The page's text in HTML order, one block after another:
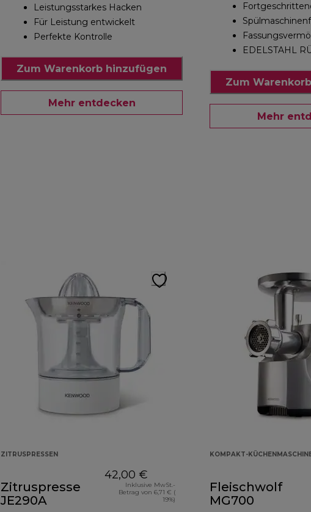
Leistungsstarkes Hacken
Für Leistung entwickelt
Perfekte Kontrolle
Zum Warenkorb hinzufügen
Mehr entdecken
EDELSTAHL
Zum
Mehr
ZITRUSPRESSEN
Zitruspresse
JE290A
42,00 €
Inklusive MwSt.-
Betrag von 6,71 € (
19%)
KOMPAKT-
Fleischwolf
MG700